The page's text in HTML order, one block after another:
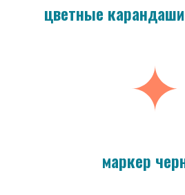
цветные
маркер